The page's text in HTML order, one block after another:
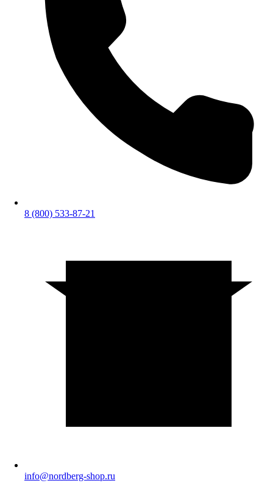
8 (800) 533-87-21
info@nordberg-shop.ru